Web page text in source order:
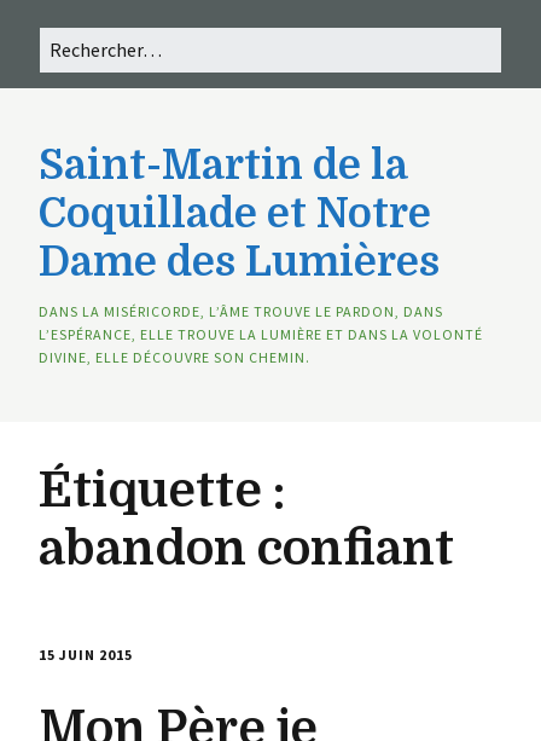
Saint-Martin de la
Coquillade et Notre
Dame des Lumières
DANS LA MISÉRICORDE, L’ÂME TROUVE LE PARDON, DANS
L’ESPÉRANCE, ELLE TROUVE LA LUMIÈRE ET DANS LA VOLONTÉ
DIVINE, ELLE DÉCOUVRE SON CHEMIN.
Étiquette :
abandon confiant
15 JUIN 2015
Mon Père je